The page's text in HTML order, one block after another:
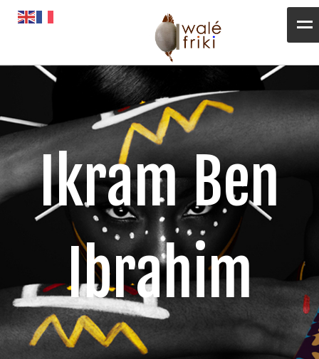
Toute l’actualité
Opportunités
L’AGENDA
Magazines
Awalé Booking
Ikram Ben
Ibrahim